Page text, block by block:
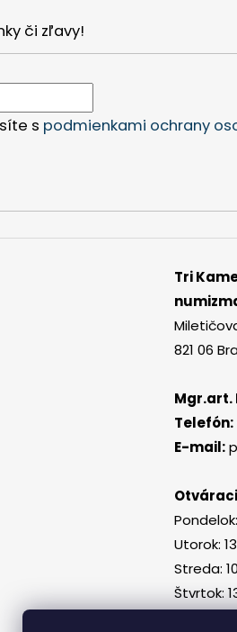
či zľavy!
s podmienkami ochrany
Tri
821 06
Mgr.art.
Telefón:
E-mail:
Utorok:
Streda:
Štvrtok: